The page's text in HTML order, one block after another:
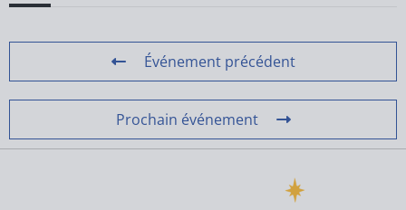
Événement précédent
Prochain événement